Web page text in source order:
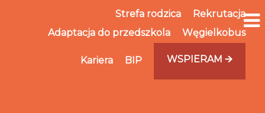
Strefa rodzica
Rekrutacja
Adaptacja do przedszkola
Węgielkobus
Kariera BIP WSPIERAM 🡪